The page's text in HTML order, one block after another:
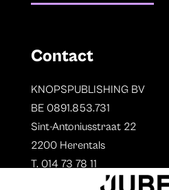
Contact
KNOPSPUBLISHING BV
BE 0891.853.731
Sint-Antoniusstraat 22
2200 Herentals
T. 014 73 78 11